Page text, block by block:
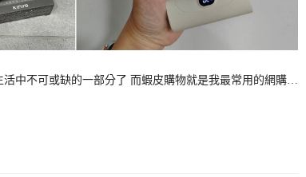
中不可或缺的一部分了 而蝦皮購物就是我最常用的網購…